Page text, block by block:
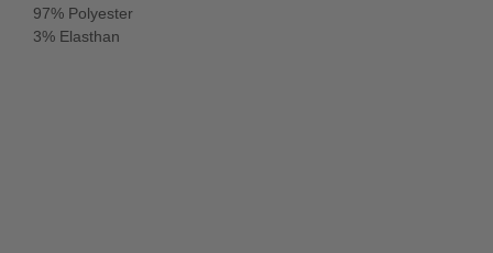
97% Polyester
3% Elasthan